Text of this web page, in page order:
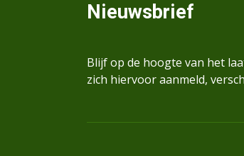
Nieuwsbrief
Blijf op de hoogte van het
zich hiervoor aanmeld,